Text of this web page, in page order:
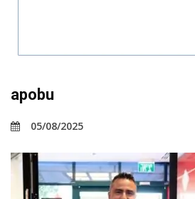
apobu
05/08/2025